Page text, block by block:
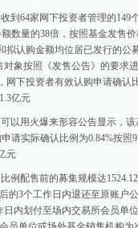
到64家网下投资者管理的149
数量的38倍，按照基金发售
拟认购金额均位居已发行的公
象按照《发售公告》的要求
网下投资者有效认购申请确认
亿元
以用火爆来形容公告显示，
请实际确认比例为0.84%按照
元
例配售前的募集规模达
的3个工作日内退还至原账户
内划付至场内交易所会员单